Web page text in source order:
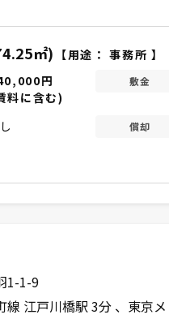
㎡) 【用途：事務所 】
円
料に含む)
敷金
償却
1-1-9
線 江戸川橋駅 3分
東京